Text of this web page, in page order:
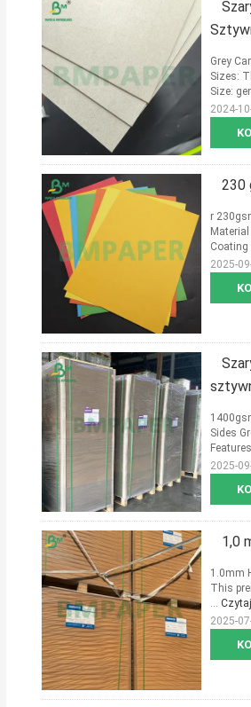
Grey
Sizes:
Size:
2024-
230
r
Coating
2025-
Sides
2025-
1,0
1.0mm
This
...
2025-